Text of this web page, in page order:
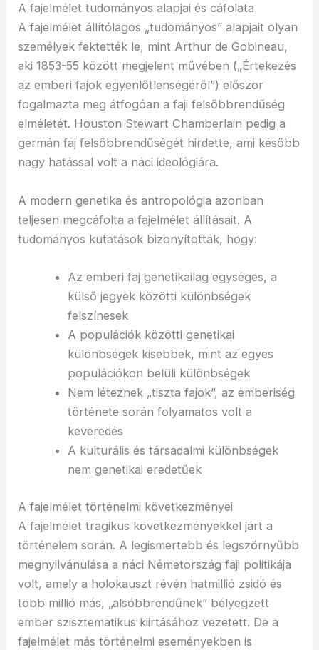
A fajelmélet tudományos alapjai és cáfolata
A fajelmélet állítólagos „tudományos” alapjait olyan
személyek fektették le, mint Arthur de Gobineau,
aki 1853-55 között megjelent művében („Értekezés
az emberi fajok egyenlőtlenségéről”) először
fogalmazta meg átfogóan a faji felsőbbrendűség
elméletét. Houston Stewart Chamberlain pedig a
germán faj felsőbbrendűségét hirdette, ami később
nagy hatással volt a náci ideológiára.
A modern genetika és antropológia azonban
teljesen megcáfolta a fajelmélet állításait. A
tudományos kutatások bizonyították, hogy:
Az emberi faj genetikailag egységes, a
külső jegyek közötti különbségek
felszínesek
A populációk közötti genetikai
különbségek kisebbek, mint az egyes
populációkon belüli különbségek
Nem léteznek „tiszta fajok”, az emberiség
története során folyamatos volt a
keveredés
A kulturális és társadalmi különbségek
nem genetikai eredetűek
A fajelmélet történelmi következményei
A fajelmélet tragikus következményekkel járt a
történelem során. A legismertebb és legszörnyűbb
megnyilvánulása a náci Németország faji politikája
volt, amely a holokauszt révén hatmillió zsidó és
több millió más, „alsóbbrendűnek” bélyegzett
ember szisztematikus kiirtásához vezetett. De a
fajelmélet más történelmi eseményekben is